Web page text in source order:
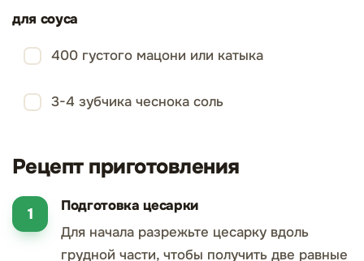
для соуса
400 густого мацони или катыка
3-4 зубчика чеснока соль
Рецепт приготовления
Подготовка цесарки
Для начала разрежьте цесарку вдоль
грудной части, чтобы получить две равные